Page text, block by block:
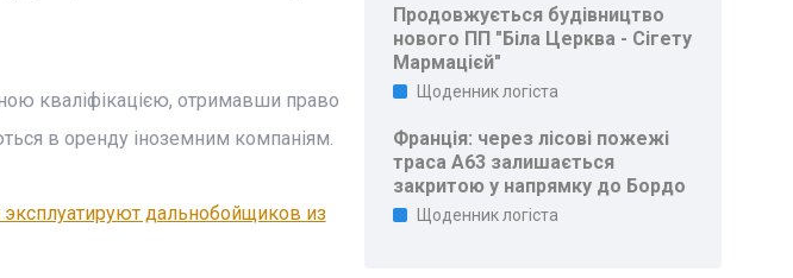
кваліфікацією, отримавши право
в оренду іноземним компаніям.
дальнобойщиков из
Продовжується будівництво
нового ПП "Біла Церква - Сігету
Мармацієй"
Щоденник логіста
Франція: через лісові пожежі
траса A63 залишається
закритою у напрямку до Бордо
Щоденник логіста